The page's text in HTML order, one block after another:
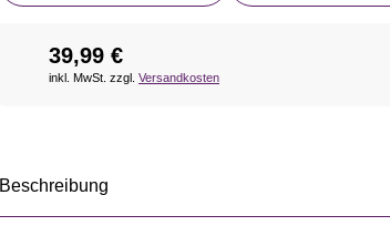
39,99 €
inkl. MwSt. zzgl. Versandkosten
Beschreibung